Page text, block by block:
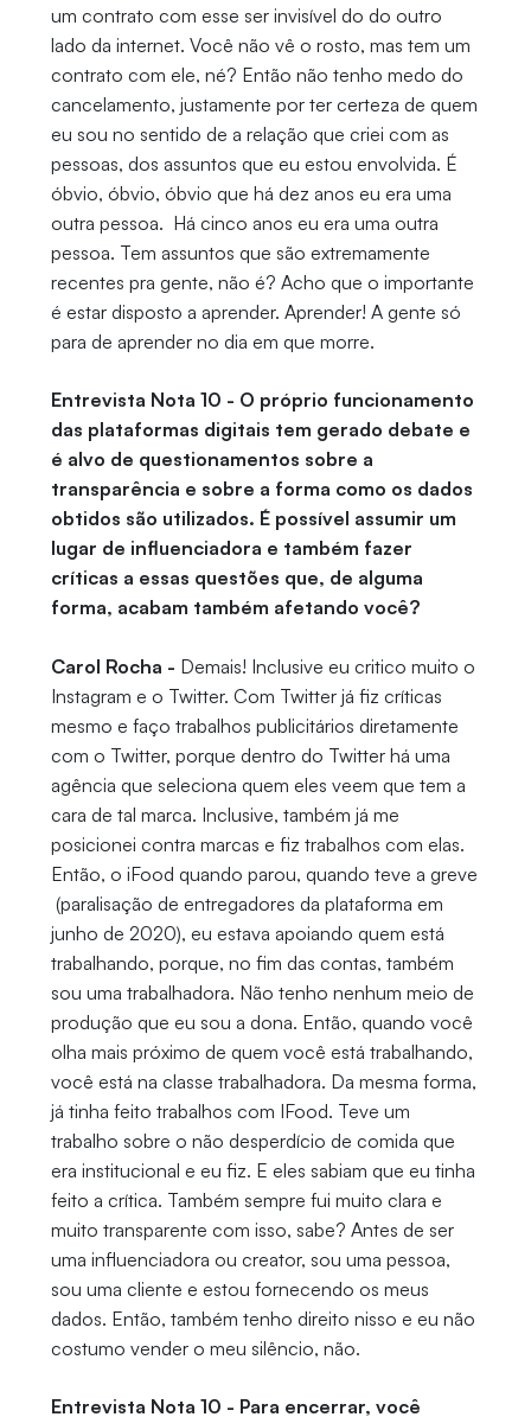
um contrato com esse ser invisível do do outro
lado da internet. Você não vê o rosto, mas tem um
contrato com ele, né? Então não tenho medo do
cancelamento, justamente por ter certeza de quem
eu sou no sentido de a relação que criei com as
pessoas, dos assuntos que eu estou envolvida. É
óbvio, óbvio, óbvio que há dez anos eu era uma
outra pessoa. Há cinco anos eu era uma outra
pessoa. Tem assuntos que são extremamente
recentes pra gente, não é? Acho que o importante
é estar disposto a aprender. Aprender! A gente só
para de aprender no dia em que morre.
Entrevista Nota 10 - O próprio funcionamento
das plataformas digitais tem gerado debate e
é alvo de questionamentos sobre a
transparência e sobre a forma como os dados
obtidos são utilizados. É possível assumir um
lugar de influenciadora e também fazer
críticas a essas questões que, de alguma
forma, acabam também afetando você?
Carol Rocha - Demais! Inclusive eu critico muito o
Instagram e o Twitter. Com Twitter já fiz críticas
mesmo e faço trabalhos publicitários diretamente
com o Twitter, porque dentro do Twitter há uma
agência que seleciona quem eles veem que tem a
cara de tal marca. Inclusive, também já me
posicionei contra marcas e fiz trabalhos com elas.
Então, o iFood quando parou, quando teve a greve
(paralisação de entregadores da plataforma em
junho de 2020), eu estava apoiando quem está
trabalhando, porque, no fim das contas, também
sou uma trabalhadora. Não tenho nenhum meio de
produção que eu sou a dona. Então, quando você
olha mais próximo de quem você está trabalhando,
você está na classe trabalhadora. Da mesma forma,
já tinha feito trabalhos com IFood. Teve um
trabalho sobre o não desperdício de comida que
era institucional e eu fiz. E eles sabiam que eu tinha
feito a crítica. Também sempre fui muito clara e
muito transparente com isso, sabe? Antes de ser
uma influenciadora ou creator, sou uma pessoa,
sou uma cliente e estou fornecendo os meus
dados. Então, também tenho direito nisso e eu não
costumo vender o meu silêncio, não.
Entrevista Nota 10 - Para encerrar, você